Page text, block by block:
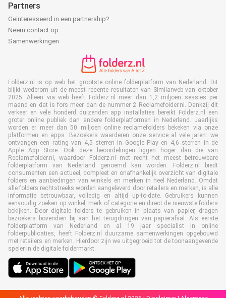
Partners
Geïnteresseerd in een partnership?
Neem contact op
Samenwerkingen
Folderz.nl is op web het grootste online folderplatform van Nederland. Dit
blijkt wederom uit de meest recente resultaten van Similarweb van oktober
2025. Alleen via web heeft Folderz.nl meer dan 1,2 miljoen sessies per
maand en dat is fors meer dan de nummer 2 Reclamefolder.nl. Dankzij dit
verkeer en vele honderd duizenden app installaties bereikt Folderz.nl een
groter online publiek dan andere folderplatformen in Nederland. Jaarlijks
worden er meer dan 50 miljoen online reclamefolders bekeken via onze
platformen en apps. Bezoekers waarderen onze service al vele jaren: we
ontvangen een rating van 4,5 sterren in Google Play en 4,6 sterren in de
Apple App Store. Ook deze beoordelingen liggen hoger dan die van
Reclamefolder.nl, waardoor Folderz.nl met recht het meest betrouwbare
folderplatform van Nederland genoemd kan worden. Folderz.nl biedt
consumenten een actueel, compleet en onafhankelijk overzicht van digitale
folders en aanbiedingen van winkels en merken in heel Nederland. Omdat
alle folders rechtstreeks worden aangeleverd door retailers en merken, is alle
informatie betrouwbaar, volledig en altijd up-to-date. Gebruikers kunnen
eenvoudig zoeken op winkel, merk of categorie en direct de nieuwste folders
bekijken. Door digitale folders te gebruiken in plaats van papier, dragen
bezoekers bovendien bij aan het terugdringen van papierafval. Als eerste
folderplatform van Nederland en al 19 jaar specialist in online
folderpublicaties, heeft Folderz.nl duurzame samenwerkingen opgebouwd
met retailers en merken. Hierdoor zijn we uitgegroeid tot de toonaangevende
speler in de digitale foldermarkt.